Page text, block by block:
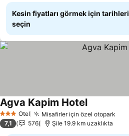
Kesin fiyatları görmek için tarihleri
seçin
3 YıldızOtel Misafirler için özel otopark
Agva Kapim Hotel
7,1 576 Şile 19.9 km uzaklıkta